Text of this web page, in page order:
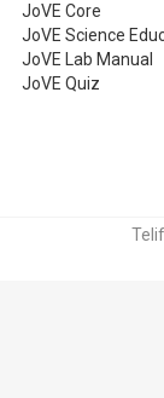
JoVE Core
JoVE Science
JoVE Lab Manual
JoVE Quiz